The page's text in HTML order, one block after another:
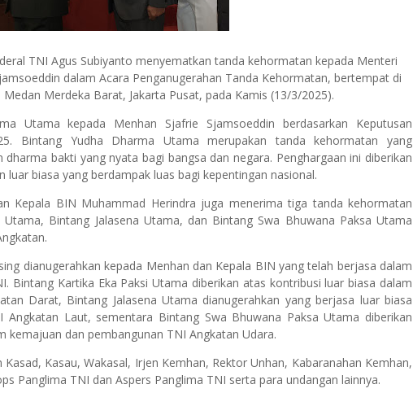
TNI Agus Subiyanto menyematkan tanda kehormatan kepada Menteri
dalam Acara Penganugerahan Tanda Kehormatan, bertempat di
Merdeka Barat, Jakarta Pusat, pada Kamis (13/3/2025).
Utama kepada Menhan Sjafrie Sjamsoeddin berdasarkan Keputusan
Bintang Yudha Dharma Utama merupakan tanda kehormatan yang
bakti yang nyata bagi bangsa dan negara. Penghargaan ini diberikan
luar biasa yang berdampak luas bagi kepentingan nasional.
Kepala BIN Muhammad Herindra juga menerima tiga tanda kehormatan
Bintang Jalasena Utama, dan Bintang Swa Bhuwana Paksa Utama
dianugerahkan kepada Menhan dan Kepala BIN yang telah berjasa dalam
Bintang Kartika Eka Paksi Utama diberikan atas kontribusi luar biasa dalam
Darat, Bintang Jalasena Utama dianugerahkan yang berjasa luar biasa
Laut, sementara Bintang Swa Bhuwana Paksa Utama diberikan
kemajuan dan pembangunan TNI Angkatan Udara.
Kasau, Wakasal, Irjen Kemhan, Rektor Unhan, Kabaranahan Kemhan,
Panglima TNI dan Aspers Panglima TNI serta para undangan lainnya.